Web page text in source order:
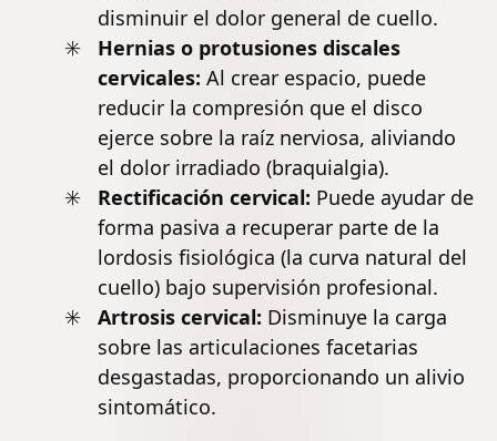
disminuir el dolor general de cuello.
Hernias o protusiones discales
cervicales: Al crear espacio, puede
reducir la compresión que el disco
ejerce sobre la raíz nerviosa, aliviando
el dolor irradiado (braquialgia).
Rectificación cervical: Puede ayudar de
forma pasiva a recuperar parte de la
lordosis fisiológica (la curva natural del
cuello) bajo supervisión profesional.
Artrosis cervical: Disminuye la carga
sobre las articulaciones facetarias
desgastadas, proporcionando un alivio
sintomático.